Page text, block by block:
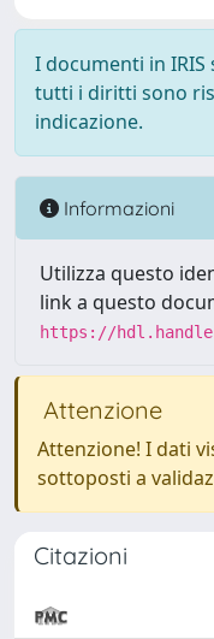
I documenti in
tutti i diritti sono
indicazione.
Informazioni
Utilizza questo
link a questo
https://
Attenzione
Attenzione! I dati
sottoposti a
Citazioni